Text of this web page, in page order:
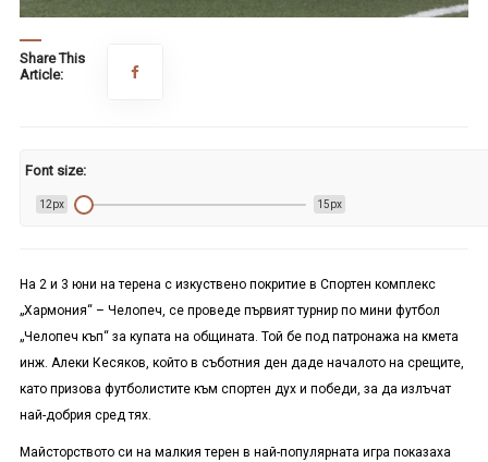
Share This
Article:
Font size:
12px 15px
На 2 и 3 юни на терена с изкуствено покритие в Спортен комплекс
„Хармония“ – Челопеч, се проведе първият турнир по мини футбол
„Челопеч къп“ за купата на общината. Той бе под патронажа на кмета
инж. Алеки Кесяков, който в съботния ден даде началото на срещите,
като призова футболистите към спортен дух и победи, за да излъчат
най-добрия сред тях.
Майсторството си на малкия терен в най-популярната игра показаха